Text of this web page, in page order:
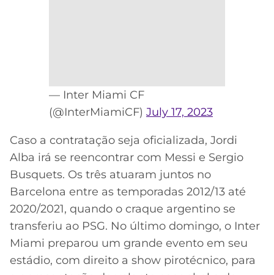
— Inter Miami CF
(@InterMiamiCF) July 17, 2023
Caso a contratação seja oficializada, Jordi
Alba irá se reencontrar com Messi e Sergio
Busquets. Os três atuaram juntos no
Barcelona entre as temporadas 2012/13 até
2020/2021, quando o craque argentino se
transferiu ao PSG. No último domingo, o Inter
Miami preparou um grande evento em seu
estádio, com direito a show pirotécnico, para